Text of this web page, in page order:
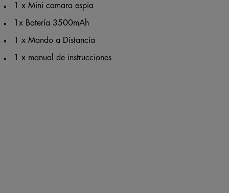
1 x Mini camara espia
1x Batería 3500mAh
1 x Mando a Distancia
1 x manual de instrucciones